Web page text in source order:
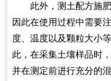
此外，测土配方施
因此在使用过程中需要
度、温度以及颗粒大小
此，在采集土壤样品时
并在测定前进行充分的